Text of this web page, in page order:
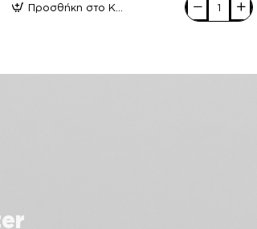
Προσθήκη στο Καλάθι
Ipanema
Παιδικές
Μπλέ